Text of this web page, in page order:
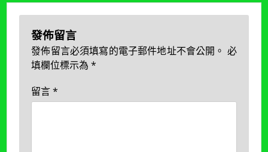
發佈留言
發佈留言必須填寫的電子郵件地址不會公開。 必
填欄位標示為*
留言*